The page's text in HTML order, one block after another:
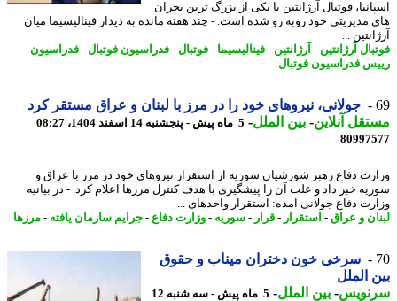
فوتبال آرژانتین با یکی از بزرگ ترین بحران
مدیریتی خود روبه رو شده است. - چند هفته مانده به دیدار فینالیسیما میان
...
آرژانتین -آرژانتین -فینالیسیما-فوتبال-فدراسیون فوتبال-فدراسیون-
فدراسیون فوتبال
جولانی، نیروهای خود را در مرز با لبنان و عراق مستقر کرد
آنلاین-بین الملل-5 ماه پیش - پنجشنبه 14 اسفند 1404، 08:27
دفاع رهبر شورشیان سوریه از استقرار نیروهای خود در مرز با عراق و
خبر داد و علت آن را پیشگیری با هدف کنترل مرزها اعلام کرد. - در بیانیه
دفاع جولانی آمده: استقرار واحدهای ...
و عراق- استقرار- قرار - سوریه- وزارت دفاع -جرایم سازمان یافته -مرزها
سرخی خون دختران میناب و حقوق
الملل
-بین الملل-
5 ماه پیش - سه شنبه 12